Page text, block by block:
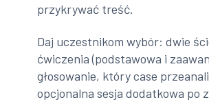
przykrywać treść.
Daj uczestnikom wybór: dwie
ćwiczenia (podstawowa i
głosowanie, który case
opcjonalna sesja dodatkowa po